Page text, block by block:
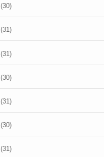
(30)
(31)
(31)
(30)
(31)
(30)
(31)